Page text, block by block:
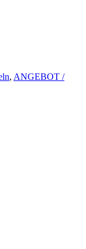
, ANGEBOT /